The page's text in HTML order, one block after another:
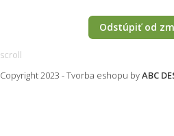
Odstúpiť od
scroll
Copyright 2023 -Tvorba eshopu byABC